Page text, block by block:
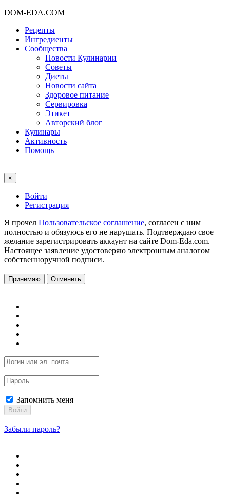
DOM-EDA.COM
Рецепты
Ингредиенты
Сообщества
Новости Кулинарии
Советы
Диеты
Новости сайта
Здоровое питание
Сервировка
Этикет
Авторский блог
Кулинары
Активность
Помощь
×
Войти
Регистрация
Я прочел Пользовательское соглашение, согласен с ним
полностью и обязуюсь его не нарушать. Подтверждаю свое
желание зарегистрировать аккаунт на сайте Dom-Eda.com.
Настоящее заявление удостоверяю электронным аналогом
собственноручной подписи.
Принимаю Отменить
Запомнить меня
Войти
Забыли пароль?